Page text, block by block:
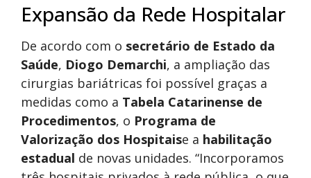
Expansão da Rede Hospitalar
De acordo com o secretário de Estado da
Saúde, Diogo Demarchi, a ampliação das
cirurgias bariátricas foi possível graças a
medidas como a Tabela Catarinense de
Procedimentos, o Programa de
Valorização dos Hospitaise a habilitação
estadual de novas unidades. “Incorporamos